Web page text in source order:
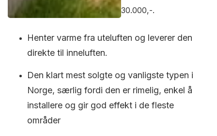
30.000,-.
Henter varme fra uteluften og leverer den
direkte til inneluften.
Den klart mest solgte og vanligste typen i
Norge, særlig fordi den er rimelig, enkel å
installere og gir god effekt i de fleste
områder